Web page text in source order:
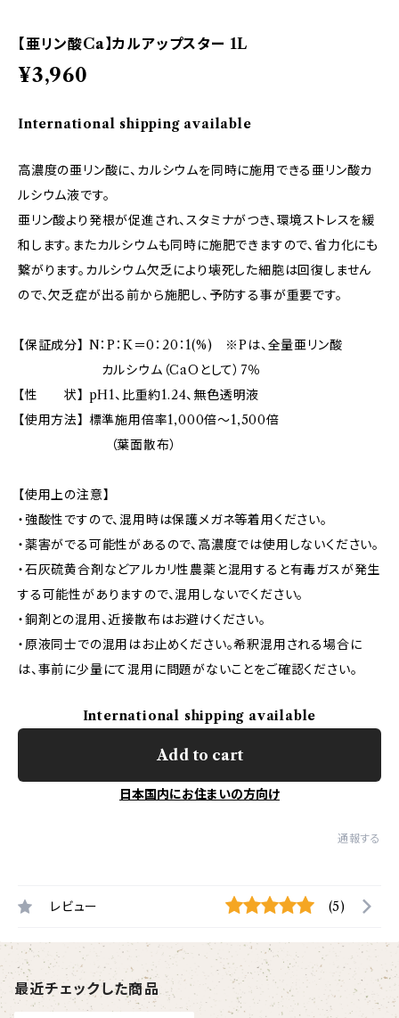
【亜リン酸Ca】カルアップスター 1L
¥3,960
International shipping available
高濃度の亜リン酸に、カルシウムを同時に施用できる亜リン酸カ
ルシウム液です。
亜リン酸より発根が促進され、スタミナがつき、環境ストレスを緩
和します。またカルシウムも同時に施肥できますので、省力化にも
繋がります。カルシウム欠乏により壊死した細胞は回復しません
ので、欠乏症が出る前から施肥し、予防する事が重要です。
【保証成分】 N：P：K＝0：20：1(%) ※Pは、全量亜リン酸
カルシウム（CaOとして）7％
【性 状】 pH1、比重約1.24、無色透明液
【使用方法】 標準施用倍率1,000倍～1,500倍
（葉面散布）
【使用上の注意】
・強酸性ですので、混用時は保護メガネ等着用ください。
・薬害がでる可能性があるので、高濃度では使用しないください。
・石灰硫黄合剤などアルカリ性農薬と混用すると有毒ガスが発生
する可能性がありますので、混用しないでください。
・銅剤との混用、近接散布はお避けください。
・原液同士での混用はお止めください。希釈混用される場合に
は、事前に少量にて混用に問題がないことをご確認ください。
International shipping available
Add to cart
日本国内にお住まいの方向け
通報する
レビュー (5)
最近チェックした商品